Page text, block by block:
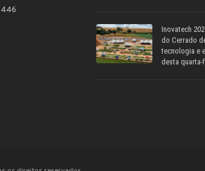
Inovatech
do Cerrado
tecnologia e
desta quarta-